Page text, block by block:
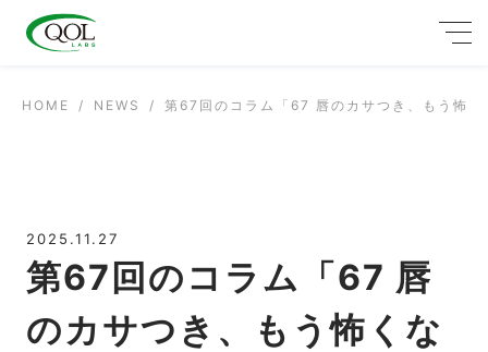
HOME NEWS 第67回のコラム「67 唇のカサつき、もう怖
2025.11.27
第67回のコラム「67 唇
のカサつき、もう怖くな